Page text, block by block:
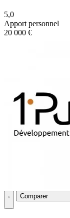
5,0
Apport personnel
20 000 €
Comparer